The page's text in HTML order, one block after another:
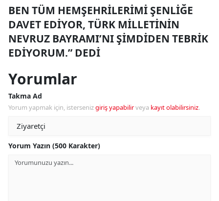
BEN TÜM HEMŞEHRILERIMI ŞENLIĞE
DAVET EDIYOR, TÜRK MILLETININ
NEVRUZ BAYRAMI’NI ŞIMDIDEN TEBRIK
EDIYORUM.” DEDI
Yorumlar
Takma Ad
Yorum yapmak için, istersenizgiriş yapabilirveya kayıt olabilirsiniz.
Yorum Yazın (500 Karakter)